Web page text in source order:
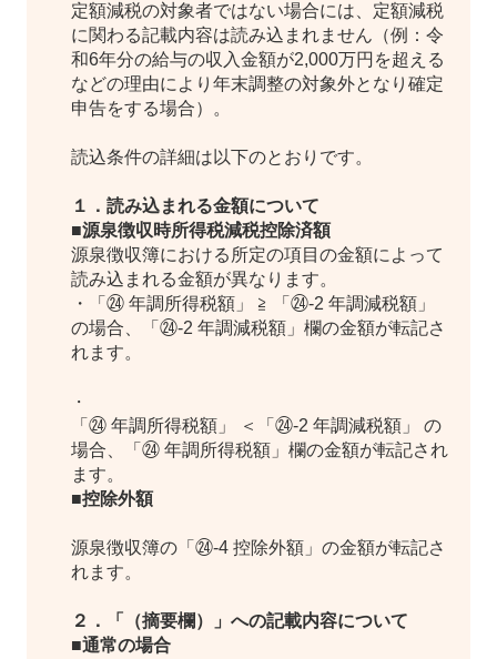
定額減税の対象者ではない場合には、定額減税
に関わる記載内容は読み込まれません（例：令
和6年分の給与の収入金額が2,000万円を超える
などの理由により年末調整の対象外となり確定
申告をする場合）。
読込条件の詳細は以下のとおりです。
１．読み込まれる金額について
■源泉徴収時所得税減税控除済額
源泉徴収簿における所定の項目の金額によって
読み込まれる金額が異なります。
・「㉔ 年調所得税額」 ≧ 「㉔-2 年調減税額」
の場合、「㉔-2 年調減税額」欄の金額が転記さ
れます。
・
「㉔ 年調所得税額」 ＜「㉔-2 年調減税額」 の
場合、「㉔ 年調所得税額」欄の金額が転記され
ます。
■控除外額
源泉徴収簿の「㉔-4 控除外額」の金額が転記さ
れます。
２．「（摘要欄）」への記載内容について
■通常の場合